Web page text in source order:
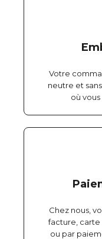
Votre
neutre et
où
Chez nous,
facture, carte
ou par